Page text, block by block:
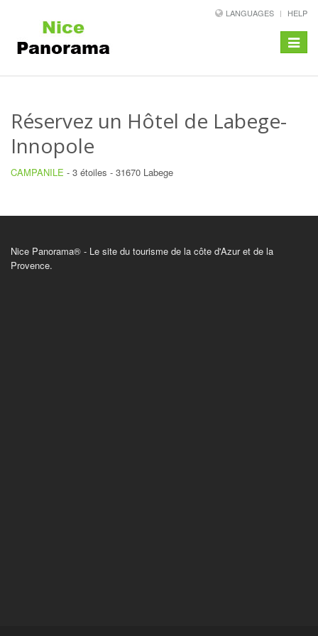
LANGUAGES HELP
Toggle
Réservez un Hôtel de Labege-
Innopole
CAMPANILE - 3 étoiles - 31670 Labege
Nice Panorama® - Le site du tourisme de la côte d'Azur et de la
Provence.